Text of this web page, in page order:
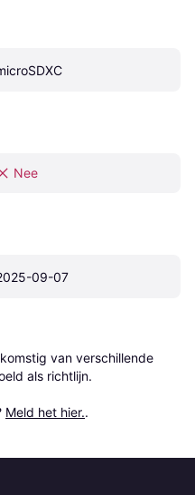
Nee
09-07
van verschillende
als richtlijn.
Meld het hier..